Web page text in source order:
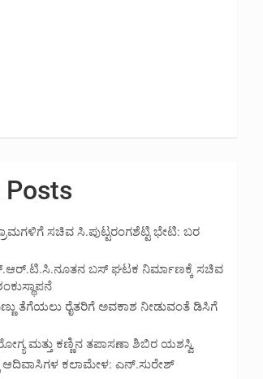
Posts
ಸಚಿವ ಸಿ.ಪುಟ್ಟರಂಗಶೆಟ್ಟಿ ಭೇಟಿ: ಬರ
ಬಸ್ ಘಟಕ ನಿರ್ಮಾಣಕ್ಕೆ ಸಚಿವ
ತೆಗೆಯಲು ರೈತರಿಗೆ ಅವಕಾಶ ನೀಡುವಂತೆ ಡಿಸಿಗೆ
ಮತ್ತು ಕಣ್ಣಿನ ತಪಾಸಣಾ ಶಿಬಿರ ಯಶಸ್ವಿ
ಆದಿವಾಸಿಗಳ ಕಲಾಮೇಳ: ಎನ್.ಸುರೇಶ್